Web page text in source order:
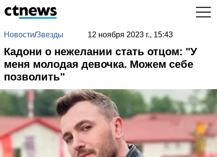
Новости/Звезды 12 ноября 2023 г., 15:43
Кадони о нежелании стать отцом: "У
меня молодая девочка. Можем себе
позволить"